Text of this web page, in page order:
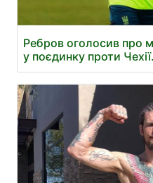
Ребров оголосив про
у поєдинку проти Чехії.